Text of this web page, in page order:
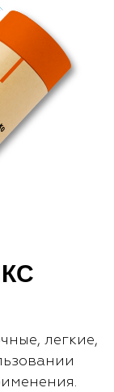
легкие,